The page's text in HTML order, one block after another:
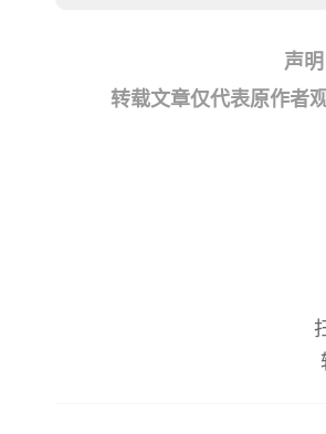
声
转载文章仅代表原作者